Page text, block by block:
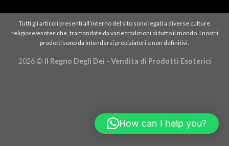
Tutti gli articoli presenti all’interno del sito sono legati a diverse culture
religiose/esoteriche, tramandate da varie tradizioni di tutto il mondo. I nostri
prodotti sono da intendersi propiziatori e non definitivi.
2026 © Il Regno Degli Dei - Vendita di Prodotti Esoterici
How can I help you?